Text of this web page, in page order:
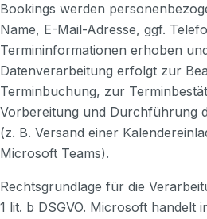
Bookings werden
Name, E-Mail-Adresse, ggf.
Termininformationen erhoben
Datenverarbeitung erfolgt zur
Terminbuchung, zur
Vorbereitung und Durchführung
(z. B. Versand einer
Microsoft Teams).
Rechtsgrundlage für die
1 lit. b DSGVO. Microsoft handelt